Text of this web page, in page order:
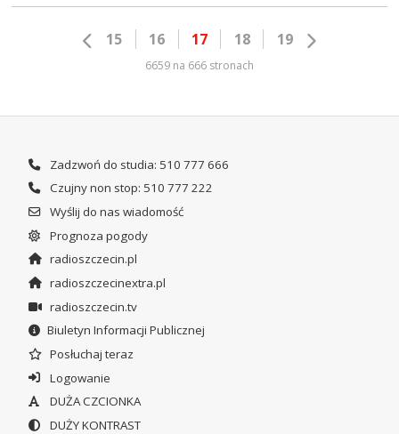
15 16 17 18 19
6659 na 666 stronach
Zadzwoń do studia: 510 777 666
Czujny non stop: 510 777 222
Wyślij do nas wiadomość
Prognoza pogody
radioszczecin.pl
radioszczecinextra.pl
radioszczecin.tv
Biuletyn Informacji Publicznej
Posłuchaj teraz
Logowanie
DUŻA CZCIONKA
DUŻY KONTRAST